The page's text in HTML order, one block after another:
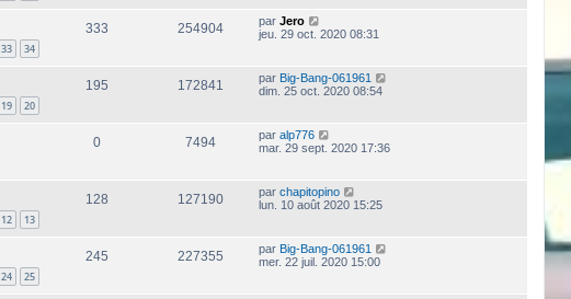
33 34
333 254904 par Jero
jeu. 29 oct. 2020 08:31
19 20
195 172841 par Big-Bang-061961
dim. 25 oct. 2020 08:54
0 7494 par alp776
mar. 29 sept. 2020 17:36
12 13
128 127190 par chapitopino
lun. 10 août 2020 15:25
24 25
245 227355 par Big-Bang-061961
mer. 22 juil. 2020 15:00